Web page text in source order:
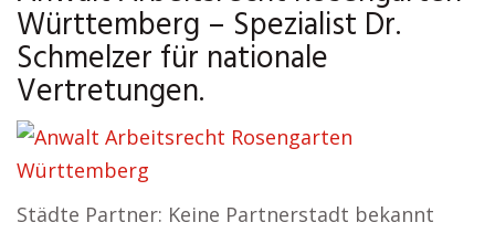
Württemberg – Spezialist Dr.
Schmelzer für nationale
Vertretungen.
Städte Partner: Keine Partnerstadt bekannt